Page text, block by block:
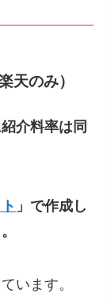
天のみ）
介料率は同
」で作成し
います。